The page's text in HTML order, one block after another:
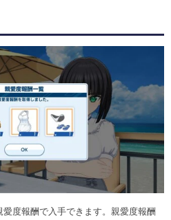
度報酬で入手できます。親愛度報酬